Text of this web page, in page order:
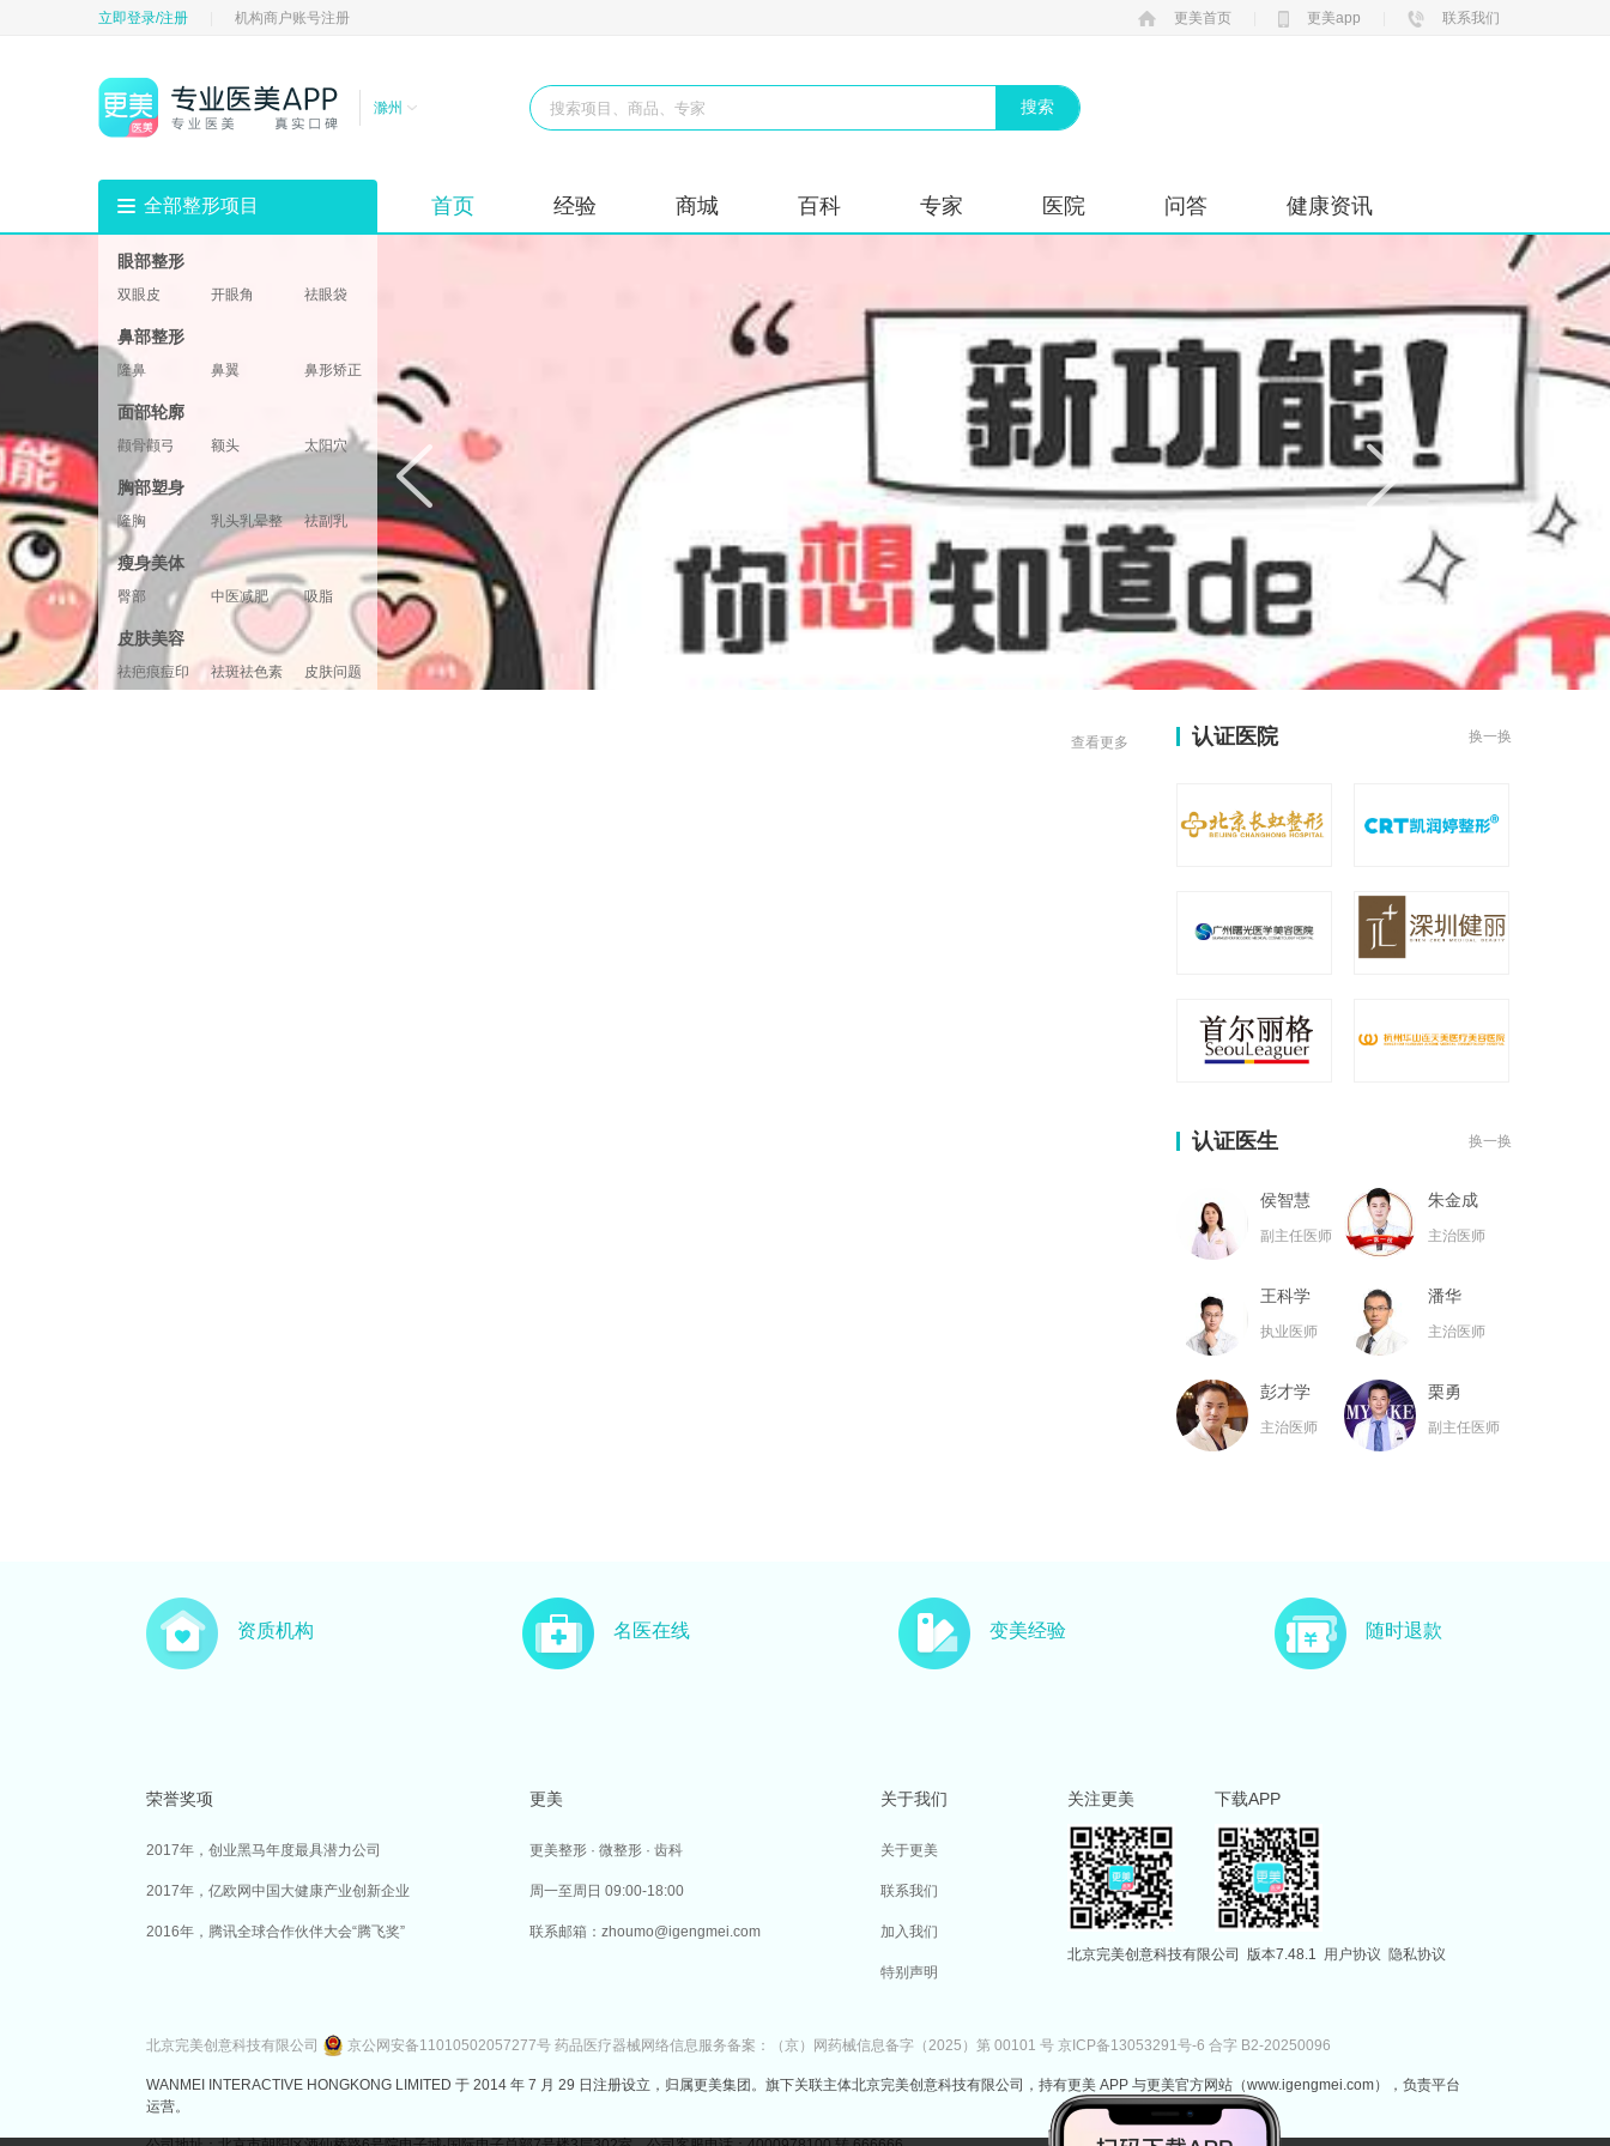
立即登录/注册 机构商户账号注册 更美首页 更美app 联系我们
滁州
全部整形项目 首页 经验 商城 百科 专家 医院 问答 健康资讯
眼部整形
双眼皮 开眼角
祛眼袋
垫眉弓
鼻部整形
隆鼻 鼻翼
鼻形矫正
鼻部修复
鼻小柱
面部轮廓
颧骨颧弓 额头
太阳穴
酒窝
下颌角
两颚
胸部塑身
隆胸 乳头乳晕整形 祛副乳
胸形美化
胸部修复 胸部套餐
瘦身美体
臀部 中医减肥
吸脂
腿部塑形
超声溶脂
射频溶脂
冷冻溶脂
光纤溶脂
皮肤美容
祛疤痕痘印 祛斑祛色素
皮肤问题
查看更多
认证医院 换一换
认证医生 换一换
侯智慧
副主任医师
朱金成
主治医师
王科学
执业医师
潘华
主治医师
彭才学
主治医师
栗勇
副主任医师
主治医师 副主任医师
资质机构 名医在线 变美经验 随时退款
荣誉奖项
2017年，创业黑马年度最具潜力公司
2017年，亿欧网中国大健康产业创新企业
2016年，腾讯全球合作伙伴大会“腾飞奖”
更美
更美整形 · 微整形 · 齿科
周一至周日 09:00-18:00
联系邮箱：zhoumo@igengmei.com
关于我们
关于更美
联系我们
加入我们
特别声明
关注更美 下载APP
北京完美创意科技有限公司 版本7.48.1 用户协议 隐私协议
北京完美创意科技有限公司 京公网安备11010502057277号 药品医疗器械网络信息服务备案：（京）网药械信息备字（2025）第 00101 号 京ICP备13053291号-6 合字 B2-20250096
WANMEI INTERACTIVE HONGKONG LIMITED 于 2014 年 7 月 29 日注册设立，归属更美集团。旗下关联主体北京完美创意科技有限公司，持有更美 APP 与更美官方网站（www.igengmei.com），负责平台
运营。